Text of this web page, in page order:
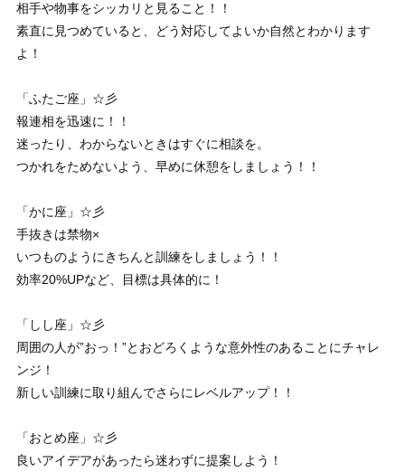
相手や物事をシッカリと見ること！！
素直に見つめていると、どう対応してよいか自然とわかります
よ！
「ふたご座」☆彡
報連相を迅速に！！
迷ったり、わからないときはすぐに相談を。
つかれをためないよう、早めに休憩をしましょう！！
「かに座」☆彡
手抜きは禁物×
いつものようにきちんと訓練をしましょう！！
効率20%UPなど、目標は具体的に！
「しし座」☆彡
周囲の人が”おっ！”とおどろくような意外性のあることにチャレ
ンジ！
新しい訓練に取り組んでさらにレベルアップ！！
「おとめ座」☆彡
良いアイデアがあったら迷わずに提案しよう！